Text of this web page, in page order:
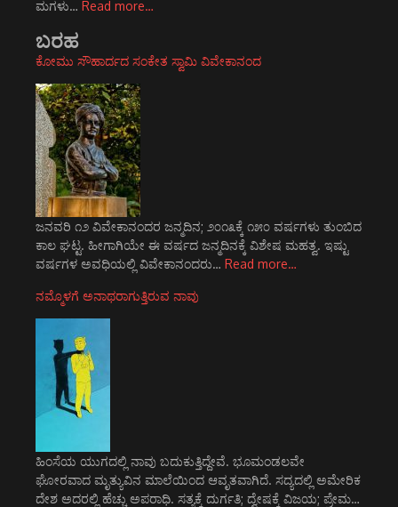
ಮಗಳು… Read more…
ಬರಹ
ಕೋಮು ಸೌಹಾರ್ದದ ಸಂಕೇತ ಸ್ವಾಮಿ ವಿವೇಕಾನಂದ
ಜನವರಿ ೧೨ ವಿವೇಕಾನಂದರ ಜನ್ಮದಿನ; ೨೦೧೩ಕ್ಕೆ ೧೫೦ ವರ್ಷಗಳು ತುಂಬಿದ
ಕಾಲ ಘಟ್ಟ. ಹೀಗಾಗಿಯೇ ಈ ವರ್ಷದ ಜನ್ಮದಿನಕ್ಕೆ ವಿಶೇಷ ಮಹತ್ವ. ಇಷ್ಟು
ವರ್ಷಗಳ ಅವಧಿಯಲ್ಲಿ ವಿವೇಕಾನಂದರು… Read more…
ನಮ್ಮೊಳಗೆ ಅನಾಥರಾಗುತ್ತಿರುವ ನಾವು
ಹಿಂಸೆಯ ಯುಗದಲ್ಲಿ ನಾವು ಬದುಕುತ್ತಿದ್ದೇವೆ. ಭೂಮಂಡಲವೇ
ಘೋರವಾದ ಮೃತ್ಯುವಿನ ಮಾಲೆಯಿಂದ ಆವೃತವಾಗಿದೆ. ಸದ್ಯದಲ್ಲಿ ಅಮೇರಿಕ
ದೇಶ ಅದರಲ್ಲಿ ಹೆಚ್ಚು ಅಪರಾಧಿ. ಸತ್ಯಕ್ಕೆ ದುರ್ಗತಿ; ದ್ವೇಷಕ್ಕೆ ವಿಜಯ; ಪ್ರೇಮ…